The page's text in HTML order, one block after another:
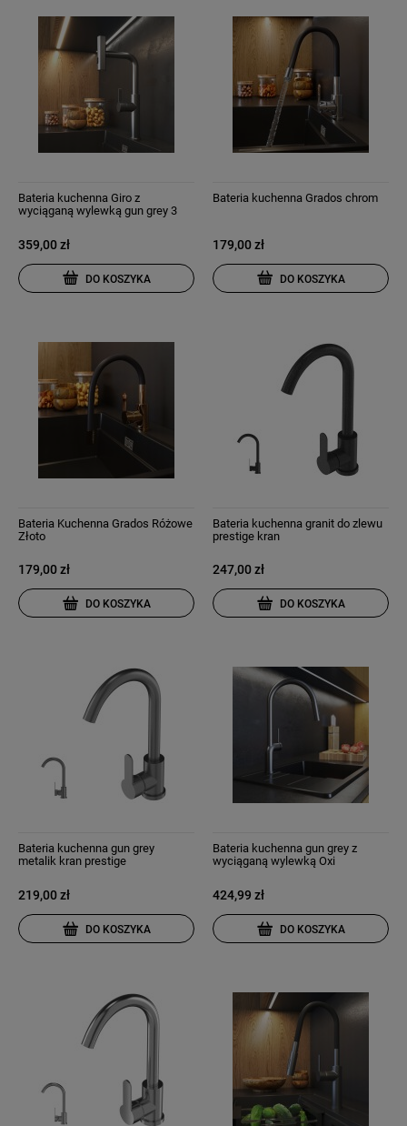
Bateria kuchenna Giro z
wyciąganą wylewką gun grey 3
359,00 zł
DO KOSZYKA
Bateria kuchenna Grados chrom
179,00 zł
DO KOSZYKA
Bateria Kuchenna Grados Różowe
Złoto
179,00 zł
DO KOSZYKA
Bateria kuchenna granit do zlewu
prestige kran
247,00 zł
DO KOSZYKA
Bateria kuchenna gun grey
metalik kran prestige
219,00 zł
DO KOSZYKA
Bateria kuchenna gun grey z
wyciąganą wylewką Oxi
424,99 zł
DO KOSZYKA